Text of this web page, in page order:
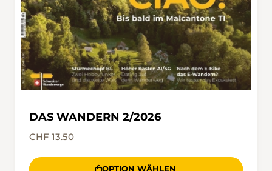
DAS WANDERN 2/2026
CHF 13.50
OPTION WÄHLEN